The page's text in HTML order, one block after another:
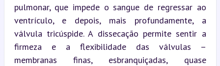
pulmonar, que impede o sangue de regressar ao
ventrículo, e depois, mais profundamente, a
válvula tricúspide. A dissecação permite sentir a
firmeza e a flexibilidade das válvulas –
membranas finas, esbranquiçadas, quase